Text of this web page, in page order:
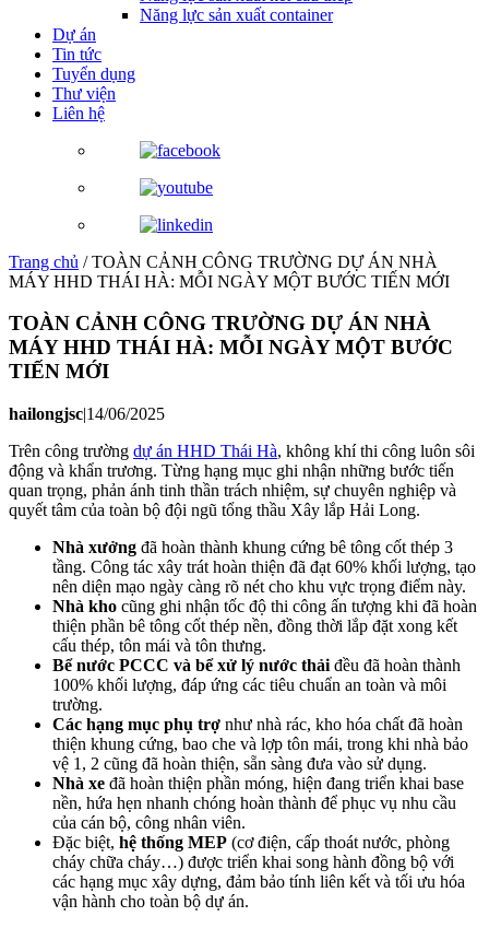
Năng lực sản xuất container
Dự án
Tin tức
Tuyển dụng
Thư viện
Liên hệ
Trang chủ /TOÀN CẢNH CÔNG TRƯỜNG DỰ ÁN NHÀ
MÁY HHD THÁI HÀ: MỖI NGÀY MỘT BƯỚC TIẾN MỚI
TOÀN CẢNH CÔNG TRƯỜNG DỰ ÁN NHÀ
MÁY HHD THÁI HÀ: MỖI NGÀY MỘT BƯỚC
TIẾN MỚI
hailongjsc|14/06/2025
Trên công trường dự án HHD Thái Hà, không khí thi công luôn sôi
động và khẩn trương. Từng hạng mục ghi nhận những bước tiến
quan trọng, phản ánh tinh thần trách nhiệm, sự chuyên nghiệp và
quyết tâm của toàn bộ đội ngũ tổng thầu Xây lắp Hải Long.
Nhà xưởng đã hoàn thành khung cứng bê tông cốt thép 3
tầng. Công tác xây trát hoàn thiện đã đạt 60% khối lượng, tạo
nên diện mạo ngày càng rõ nét cho khu vực trọng điểm này.
Nhà kho cũng ghi nhận tốc độ thi công ấn tượng khi đã hoàn
thiện phần bê tông cốt thép nền, đồng thời lắp đặt xong kết
cấu thép, tôn mái và tôn thưng.
Bể nước PCCC và bể xử lý nước thải đều đã hoàn thành
100% khối lượng, đáp ứng các tiêu chuẩn an toàn và môi
trường.
Các hạng mục phụ trợ như nhà rác, kho hóa chất đã hoàn
thiện khung cứng, bao che và lợp tôn mái, trong khi nhà bảo
vệ 1, 2 cũng đã hoàn thiện, sẵn sàng đưa vào sử dụng.
Nhà xe đã hoàn thiện phần móng, hiện đang triển khai base
nền, hứa hẹn nhanh chóng hoàn thành để phục vụ nhu cầu
của cán bộ, công nhân viên.
Đặc biệt, hệ thống MEP (cơ điện, cấp thoát nước, phòng
cháy chữa cháy…) được triển khai song hành đồng bộ với
các hạng mục xây dựng, đảm bảo tính liên kết và tối ưu hóa
vận hành cho toàn bộ dự án.